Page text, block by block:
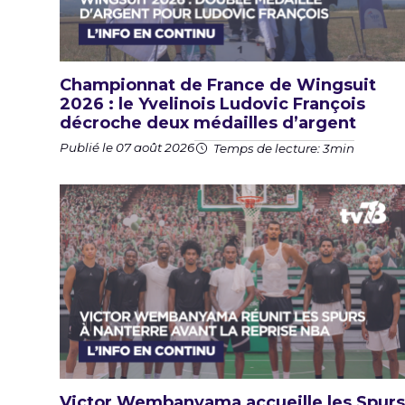
Championnat de France de Wingsuit
2026 : le Yvelinois Ludovic François
décroche deux médailles d’argent
Publié le 07 août 2026 Temps de lecture: 3min